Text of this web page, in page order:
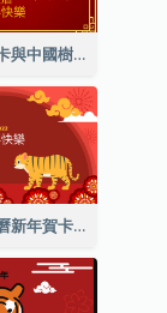
農曆新年賀卡與中國樹插圖
卡通老虎農曆新年賀卡